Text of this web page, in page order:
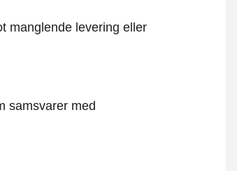
manglende levering eller
samsvarer med